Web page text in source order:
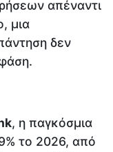
απέναντι
μια
δεν
, η παγκόσμια
το 2026, από